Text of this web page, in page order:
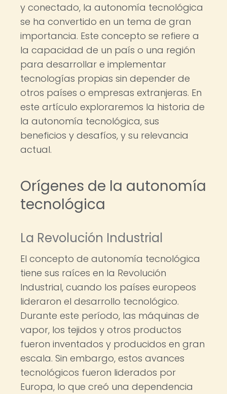
y conectado, la autonomía tecnológica
se ha convertido en un tema de gran
importancia. Este concepto se refiere a
la capacidad de un país o una región
para desarrollar e implementar
tecnologías propias sin depender de
otros países o empresas extranjeras. En
este artículo exploraremos la historia de
la autonomía tecnológica, sus
beneficios y desafíos, y su relevancia
actual.
Orígenes de la autonomía
tecnológica
La Revolución Industrial
El concepto de autonomía tecnológica
tiene sus raíces en la Revolución
Industrial, cuando los países europeos
lideraron el desarrollo tecnológico.
Durante este período, las máquinas de
vapor, los tejidos y otros productos
fueron inventados y producidos en gran
escala. Sin embargo, estos avances
tecnológicos fueron liderados por
Europa, lo que creó una dependencia